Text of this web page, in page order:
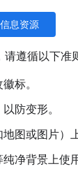
息资源
请遵循以下准
标。
防变形。
地图或图片）
纯净背景上使